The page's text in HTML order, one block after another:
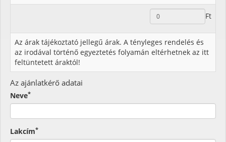
Ft
Az árak tájékoztató jellegű árak. A tényleges rendelés és
az irodával történő egyeztetés folyamán eltérhetnek az itt
feltüntetett áraktól!
Az ajánlatkérő adatai
Neve*
Lakcím*